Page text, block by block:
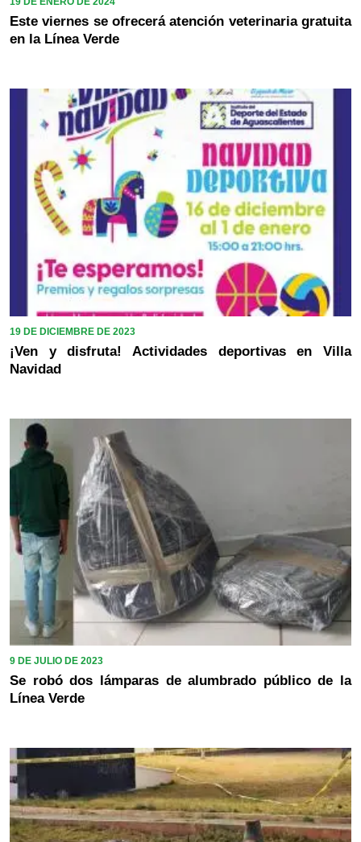
Este viernes se ofrecerá atención veterinaria gratuita
en la Línea Verde
19 DE DICIEMBRE DE 2023
¡Ven y disfruta! Actividades deportivas en Villa
Navidad
9 DE JULIO DE 2023
Se robó dos lámparas de alumbrado público de la
Línea Verde